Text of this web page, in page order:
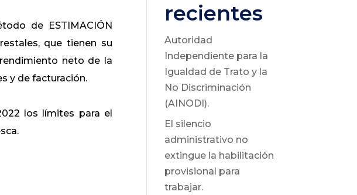
de ESTIMACIÓN
que tienen su
neto de la
y de facturación.
los límites para el
recientes
Autoridad
Independiente para la
Igualdad de Trato y la
No Discriminación
(AINODI).
El silencio
administrativo no
extingue la habilitación
provisional para
trabajar.